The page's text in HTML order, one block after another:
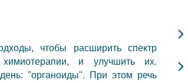
чтобы расширить спектр
и улучшить их.
"органоиды". При этом речь